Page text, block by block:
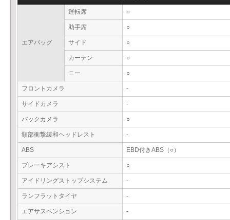
エアバッグ
運転席 ○
助手席 ○
サイド ○
カーテン ○
ニー ○
フロントカメラ -
サイドカメラ -
バックカメラ ○
頸部衝撃緩和ヘッドレスト -
ABS EBD付きABS（○）
ブレーキアシスト ○
アイドリングストップシステム -
ランフラットタイヤ -
エアサスペンション -